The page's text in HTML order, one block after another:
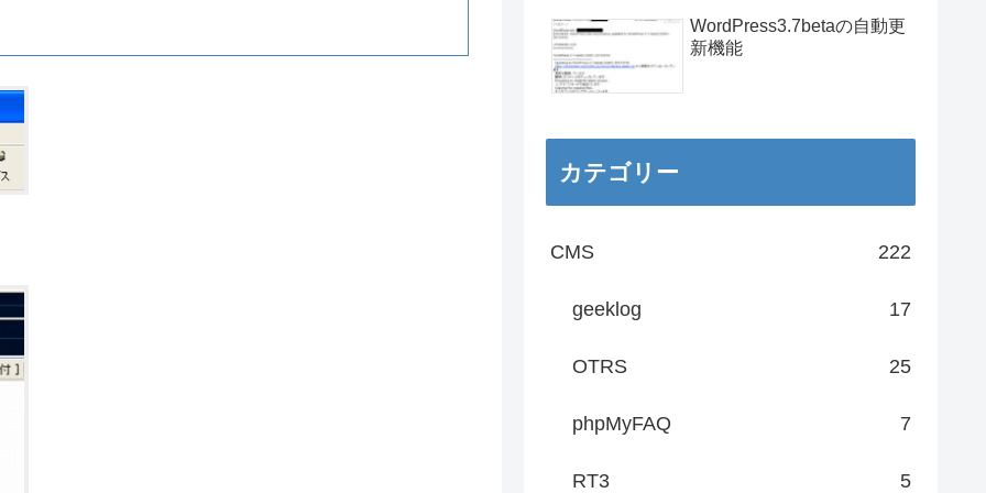
WordPress3.7betaの自動更
新機能
カテゴリー
CMS 222
geeklog 17
OTRS 25
phpMyFAQ 7
RT3 5